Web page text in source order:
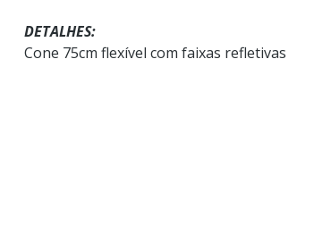
DETALHES:
Cone 75cm flexível com faixas refletivas